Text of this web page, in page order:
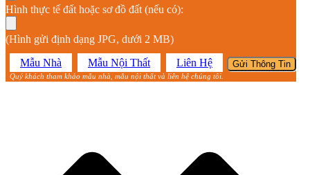
Hình thực tế đất hoặc sơ đồ đất (nếu có):
(Hình gửi định dạng JPG, dưới 2 MB)
Mẫu Nhà
Mẫu Nội Thất Liên Hệ
Quý khách tham khảo mẫu nhà, mẫu nội thất và liên hệ chúng tôi.